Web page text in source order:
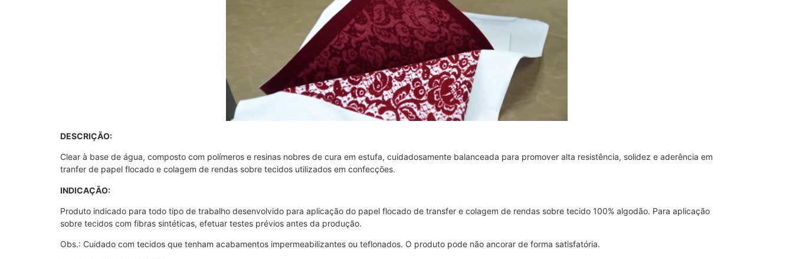
DESCRIÇÃO:
Clear à base de água, composto com polímeros e resinas nobres de cura em estufa, cuidadosamente balanceada para promover alta resistência, solidez e aderência em
tranfer de papel flocado e colagem de rendas sobre tecidos utilizados em confecções.
INDICAÇÃO:
Produto indicado para todo tipo de trabalho desenvolvido para aplicação do papel flocado de transfer e colagem de rendas sobre tecido 100% algodão. Para aplicação
sobre tecidos com fibras sintéticas, efetuar testes prévios antes da produção.
Obs.: Cuidado com tecidos que tenham acabamentos impermeabilizantes ou teflonados. O produto pode não ancorar de forma satisfatória.